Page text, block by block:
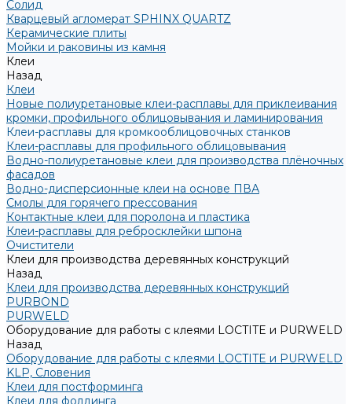
Солид
Кварцевый агломерат SPHINX QUARTZ
Керамические плиты
Мойки и раковины из камня
Клеи
Назад
Клеи
Новые полиуретановые клеи-расплавы для приклеивания
кромки, профильного облицовывания и ламинирования
Клеи-расплавы для кромкооблицовочных станков
Клеи-расплавы для профильного облицовывания
Водно-полиуретановые клеи для производства плёночных
фасадов
Водно-дисперсионные клеи на основе ПВА
Смолы для горячего прессования
Контактные клеи для поролона и пластика
Клеи-расплавы для ребросклейки шпона
Очистители
Клеи для производства деревянных конструкций
Назад
Клеи для производства деревянных конструкций
PURBOND
PURWELD
Оборудование для работы с клеями LOCTITE и PURWELD
Назад
Оборудование для работы с клеями LOCTITE и PURWELD
KLP, Словения
Клеи для постформинга
Клеи для фолдинга